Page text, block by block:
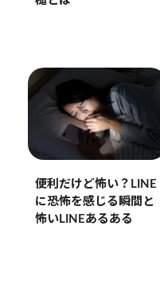
便利だけど怖い？LINE
に恐怖を感じる瞬間と
怖いLINEあるある